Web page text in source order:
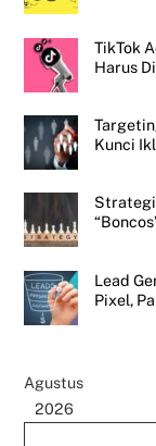
TikTok
Harus
Kunci
Strategi
Lead
Pixel,
Agustus
2026